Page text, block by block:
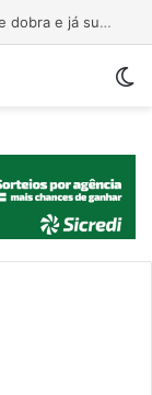
Importação de veículos chineses mais que dobra e já supera metade das compras externas do Brasil